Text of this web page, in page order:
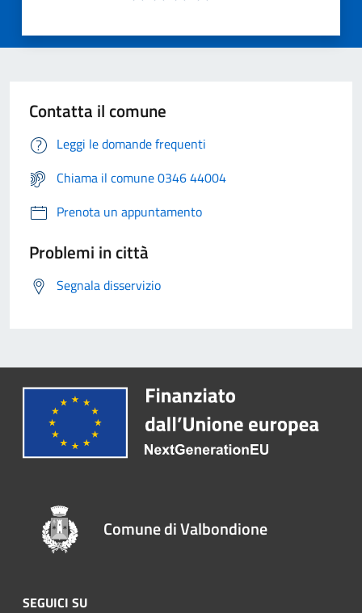
Contatta il comune
Leggi le domande frequenti
Chiama il comune 0346 44004
Prenota un appuntamento
Problemi in città
Segnala disservizio
Comune di Valbondione
SEGUICI SU